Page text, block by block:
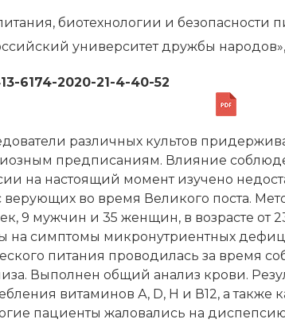
биотехнологии и безопасности
университет дружбы
6174-2020-21-4-40-52
различных культов
предписаниям. Влияние
на настоящий момент изучено
верующих во время Великого поста.
9 мужчин и 35 женщин, в возрасте от
на симптомы микронутриентных
питания проводилась за время
Выполнен общий анализ крови.
витаминов А, D, Н и В12, а также
пациенты жаловались на